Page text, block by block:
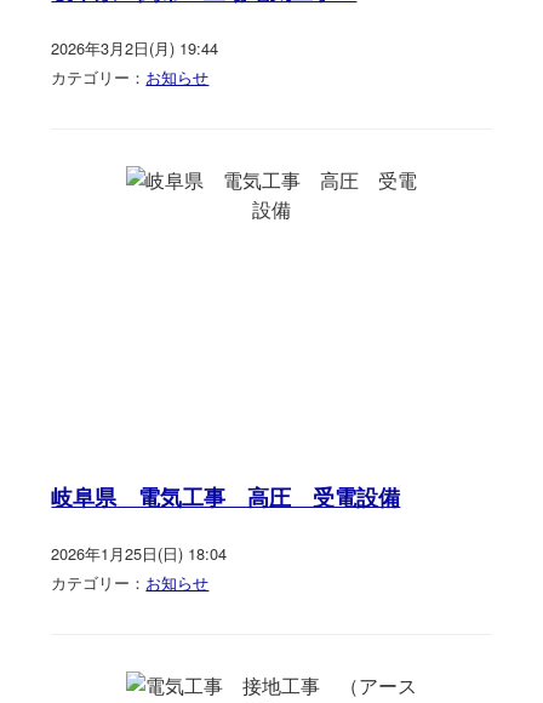
2026年3月2日(月) 19:44
カテゴリー： お知らせ
岐阜県 電気工事 高圧 受電設備
2026年1月25日(日) 18:04
カテゴリー： お知らせ